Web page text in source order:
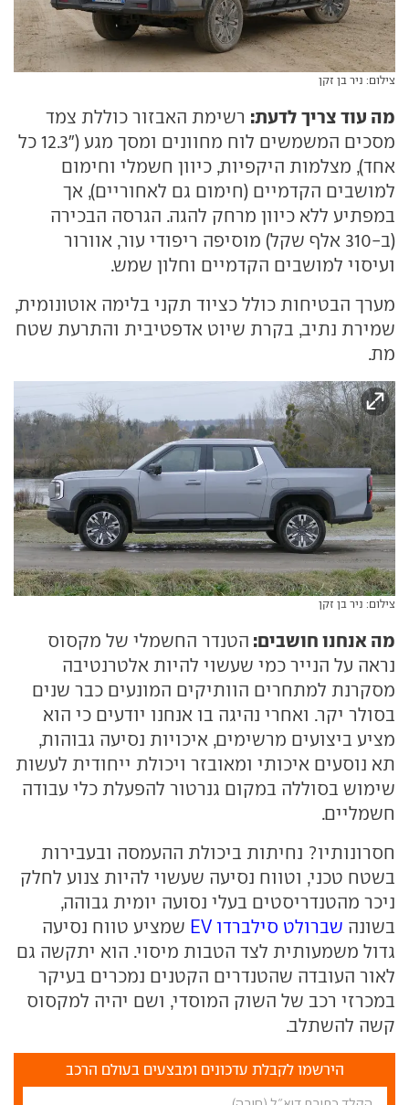
צילום: ניר בן זקן
מה עוד צריך לדעת: רשימת האבזור כוללת צמד
מסכים המשמשים לוח מחוונים ומסך מגע ("12.3 כל
אחד), מצלמות היקפיות, כיוון חשמלי וחימום
למושבים הקדמיים (חימום גם לאחוריים), אך
במפתיע ללא כיוון מרחק להגה. הגרסה הבכירה
(ב-310 אלף שקל) מוסיפה ריפודי עור, אוורור
ועיסוי למושבים הקדמיים וחלון שמש.
מערך הבטיחות כולל כציוד תקני בלימה אוטונומית,
שמירת נתיב, בקרת שיוט אדפטיבית והתרעת שטח
מת.
צילום: ניר בן זקן
מה אנחנו חושבים: הטנדר החשמלי של מקסוס
נראה על הנייר כמי שעשוי להיות אלטרנטיבה
מסקרנת למתחרים הוותיקים המונעים כבר שנים
בסולר יקר. ואחרי נהיגה בו אנחנו יודעים כי הוא
מציע ביצועים מרשימים, איכויות נסיעה גבוהות,
תא נוסעים איכותי ומאובזר ויכולת ייחודית לעשות
שימוש בסוללה במקום גנרטור להפעלת כלי עבודה
חשמליים.
חסרונותיו? נחיתות ביכולת ההעמסה ובעבירות
בשטח טכני, וטווח נסיעה שעשוי להיות צנוע לחלק
ניכר מהטנדריסטים בעלי נסועה יומית גבוהה,
בשונה שברולט סילברדו EV
שמציע טווח נסיעה
גדול משמעותית לצד הטבות מיסוי. הוא יתקשה גם
לאור העובדה שהטנדרים הקטנים נמכרים בעיקר
במכרזי רכב של השוק המוסדי, ושם יהיה למקסוס
קשה להשתלב.
הירשמו לקבלת עדכונים ומבצעים בעולם הרכב